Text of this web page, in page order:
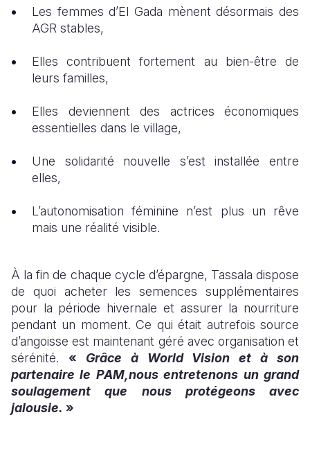
Les femmes d’El Gada mènent désormais des
AGR stables,
Elles contribuent fortement au bien-être de
leurs familles,
Elles deviennent des actrices économiques
essentielles dans le village,
Une solidarité nouvelle s’est installée entre
elles,
L’autonomisation féminine n’est plus un rêve
mais une réalité visible.
À la fin de chaque cycle d’épargne, Tassala dispose
de quoi acheter les semences supplémentaires
pour la période hivernale et assurer la nourriture
pendant un moment. Ce qui était autrefois source
d’angoisse est maintenant géré avec organisation et
sérénité. « Grâce à World Vision et à son
partenaire le PAM,nous entretenons un grand
soulagement que nous protégeons avec
jalousie. »